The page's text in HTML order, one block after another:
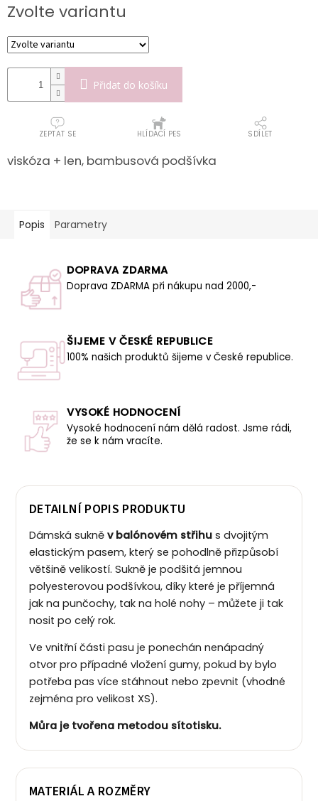
cena:
Zvolte variantu
Přidat do košíku
ZEPTAT SE HLÍDACÍ PES SDÍLET
viskóza + len, bambusová podšívka
Popis Parametry
DOPRAVA ZDARMA
Doprava ZDARMA při nákupu nad 2000,-
ŠIJEME V ČESKÉ REPUBLICE
100% našich produktů šijeme v České republice.
VYSOKÉ HODNOCENÍ
Vysoké hodnocení nám dělá radost. Jsme rádi,
že se k nám vracíte.
DETAILNÍ POPIS PRODUKTU
Dámská sukně v balónovém střihu s dvojitým
elastickým pasem, který se pohodlně přizpůsobí
většině velikostí. Sukně je podšitá jemnou
polyesterovou podšívkou, díky které je příjemná
jak na punčochy, tak na holé nohy – můžete ji tak
nosit po celý rok.
Ve vnitřní části pasu je ponechán nenápadný
otvor pro případné vložení gumy, pokud by bylo
potřeba pas více stáhnout nebo zpevnit (vhodné
zejména pro velikost XS).
Můra je tvořena metodou sítotisku.
MATERIÁL A ROZMĚRY